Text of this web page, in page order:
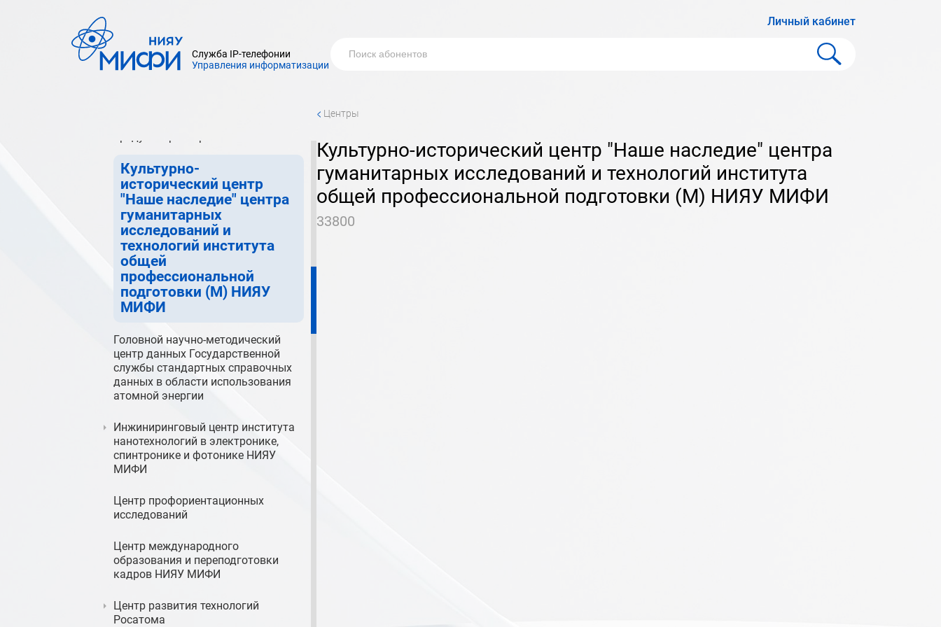
Служба IP-телефонии
Управления информатизации
Личный кабинет
Центр довузовской подготовки
Культурно-
исторический центр
"Наше наследие" центра
гуманитарных
исследований и
технологий института
общей
профессиональной
подготовки (М) НИЯУ
МИФИ
Головной научно-методический
центр данных Государственной
службы стандартных справочных
данных в области использования
атомной энергии
Инжиниринговый центр института
нанотехнологий в электронике,
спинтронике и фотонике НИЯУ
МИФИ
Центр профориентационных
исследований
Центр международного
образования и переподготовки
кадров НИЯУ МИФИ
Центр развития технологий
Росатома
< Центры
культурно-исторический центр "Наше наследие" центра
гуманитарных исследований и технологий института
общей профессиональной подготовки (М) НИЯУ МИФИ
33800